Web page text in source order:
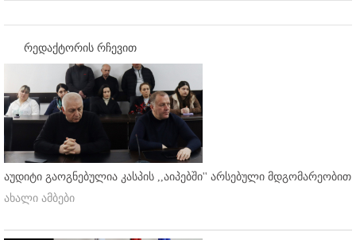
რედაქტორის რჩევით
აუდიტი გაოგნებულია კასპის ,,აიპებში'' არსებული მდგომარეობით
ახალი ამბები